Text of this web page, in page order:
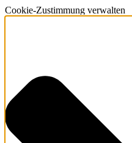
Cookie-Zustimmung verwalten